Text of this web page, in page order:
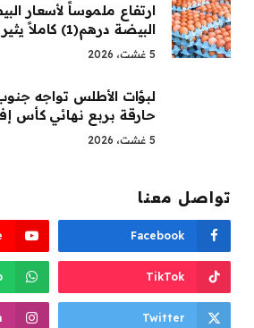
ارتفاع ملموساً لأسعار
البيضة درهم(1) كاملاً يثير استياء الأسر
5 غشت، 2026
لبؤات الأطلس تواجه
حارقة بربع نهائي كأس
5 غشت، 2026
تواصل معنا
Facebook
TikTok
Twitter